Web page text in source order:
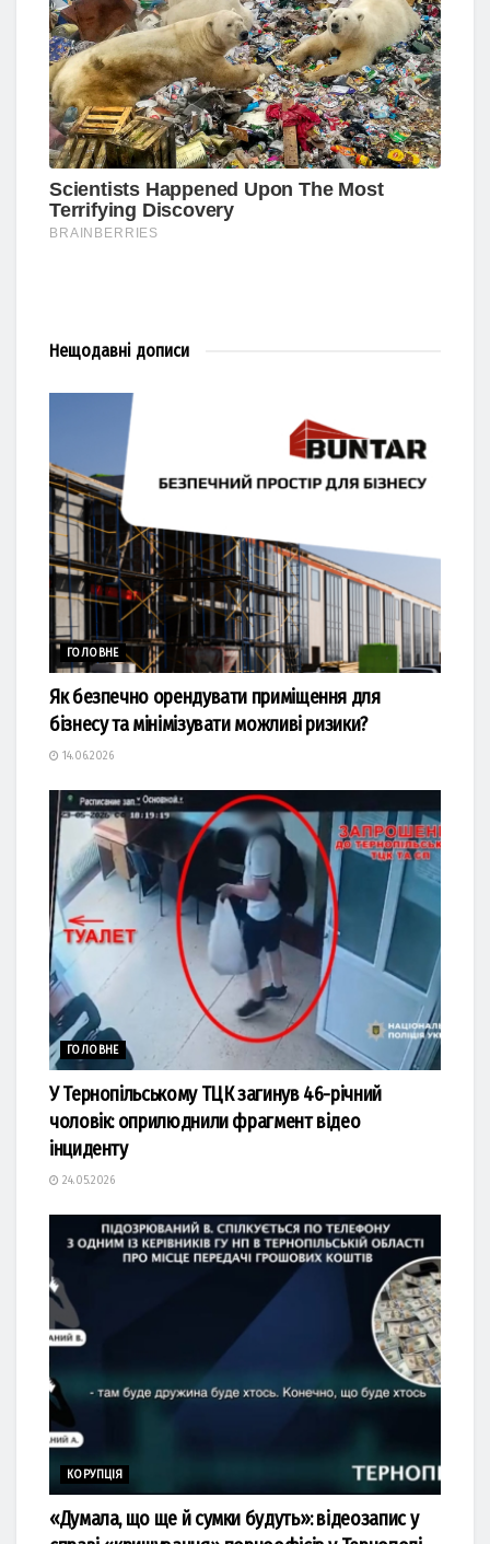
Нещодавні дописи
ГОЛОВНЕ
Як безпечно орендувати приміщення для
бізнесу та мінімізувати можливі ризики?
14.06.2026
ГОЛОВНЕ
У Тернопільському ТЦК загинув 46-річний
чоловік: оприлюднили фрагмент відео
інциденту
24.05.2026
КОРУПЦІЯ
«Думала, що ще й сумки будуть»: відеозапис у